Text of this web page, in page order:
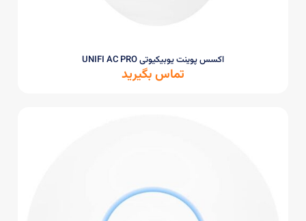
اکسس پوینت یوبیکیوتی UNIFI AC PRO
تماس بگیرید